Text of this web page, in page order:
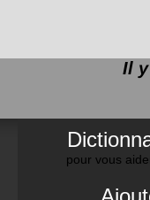
Il
pour vous